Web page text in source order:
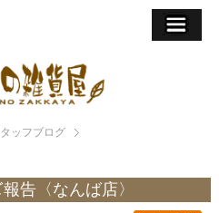
ッフブログ
告〈なんば店〉